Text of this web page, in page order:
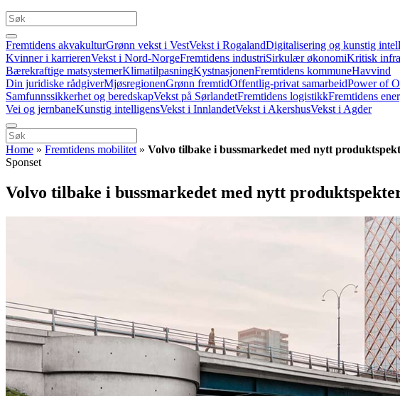
Fremtidens akvakulturGrønn vekst i VestVekst i RogalandDigitalisering og kunstig
Kvinner i karrierenVekst i Nord-NorgeFremtidens industriSirkulær økonomiKritisk
Bærekraftige matsystemerKlimatilpasningKystnasjonenFremtidens kommuneHavvind
Din juridiske rådgiverMjøsregionenGrønn fremtidOffentlig-privat samarbeidPower of
Samfunnssikkerhet og beredskapVekst på SørlandetFremtidens logistikkFremtidens
Vei og jernbaneKunstig intelligensVekst i InnlandetVekst i AkershusVekst i Agder
Home » Fremtidens mobilitet » Volvo tilbake i bussmarkedet med nytt
Sponset
Volvo tilbake i bussmarkedet med nytt